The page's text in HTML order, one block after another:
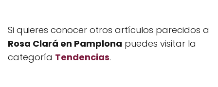
Si quieres conocer otros artículos parecidos a
Rosa Clará en Pamplona puedes visitar la
categoría Tendencias.